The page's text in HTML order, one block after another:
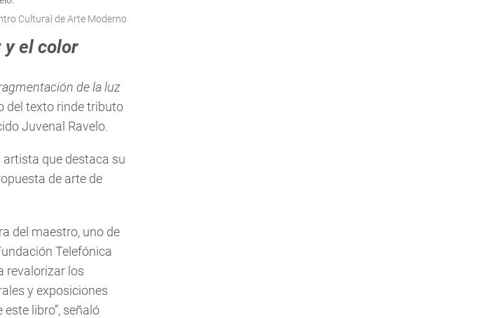
Cultural de Arte Moderno
y el color
de la luz
del texto rinde tributo
Juvenal Ravelo.
que destaca su
de arte de
del maestro, uno de
Telefónica
revalorizar los
y exposiciones
libro”, señaló